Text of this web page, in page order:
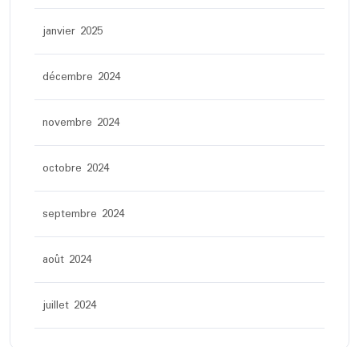
janvier 2025
décembre 2024
novembre 2024
octobre 2024
septembre 2024
août 2024
juillet 2024